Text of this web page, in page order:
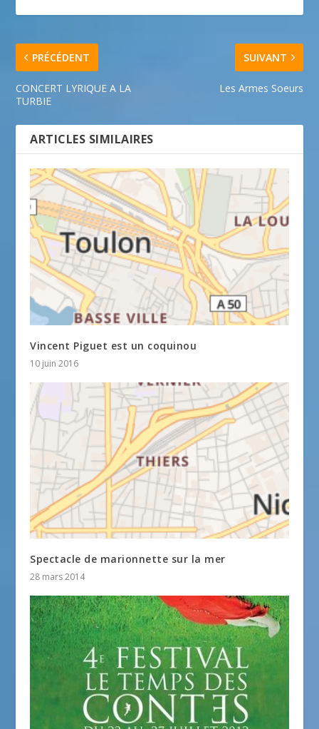
PRÉCÉDENT
CONCERT LYRIQUE A LA
TURBIE
SUIVANT
Les Armes Soeurs
ARTICLES SIMILAIRES
Vincent Piguet est un coquinou
10 juin 2016
Spectacle de marionnette sur la mer
28 mars 2014